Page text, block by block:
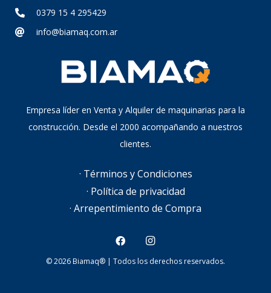
0379 15 4 295429
info@biamaq.com.ar
Empresa líder en Venta y Alquiler de maquinarias para la
construcción. Desde el 2000 acompañando a nuestros
clientes.
· Términos y Condiciones
· Política de privacidad
· Arrepentimiento de Compra
© 2026 Biamaq® | Todos los derechos reservados.